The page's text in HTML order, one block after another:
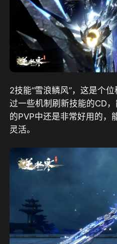
2技能“雪浪鳞风”，这是个
过一些机制刷新技能的CD
的PVP中还是非常好用的，
灵活。